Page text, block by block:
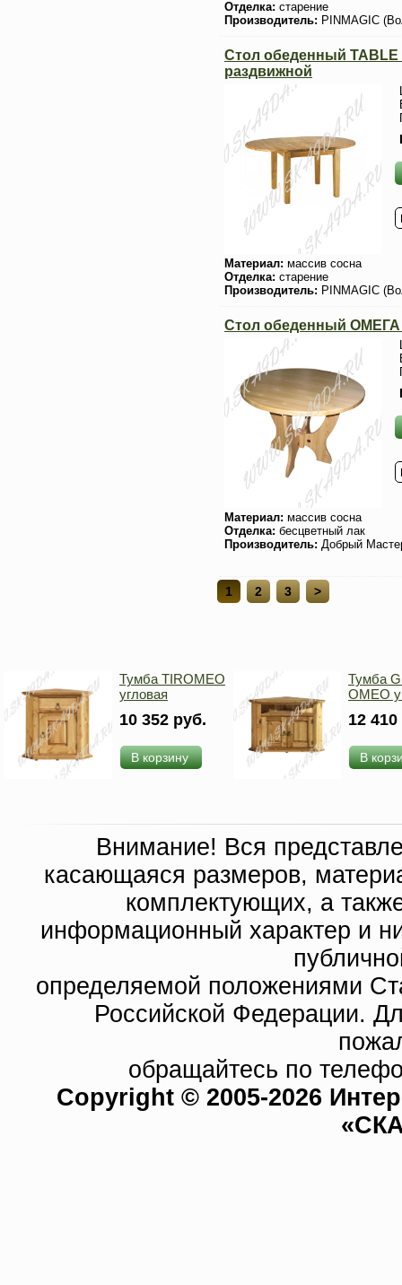
Отделка: старение
Производитель: PINMAGIC
Стол обеденный TABLE
раздвижной
Материал: массив сосна
Отделка: старение
Производитель: PINMAGIC
Стол обеденный ОМЕГА
Материал: массив сосна
Отделка: бесцветный лак
Производитель: Добрый
1 2 3 >
Тумба TIROMEO
угловая
10 352 руб.
В корзину
Тумба
OMEO
12
В
Внимание! Вся
касающаяся размеров,
комплектующих, а
информационный характер и
определяемой положениями
Российской Федерации.
обращайтесь по
Copyright © 2005-2026